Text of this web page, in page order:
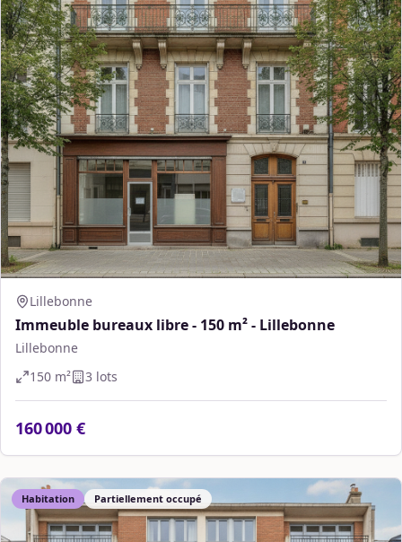
Lillebonne
Immeuble bureaux libre - 150 m² - Lillebonne
Lillebonne
150 m² 3 lots
160 000 €
Habitation Partiellement occupé